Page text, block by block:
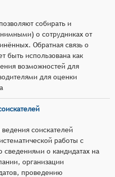
собирать и
о сотрудниках от
Обратная связь о
быть использована как
возможностей для
для оценки
соискателей
работы с
сведениями о кандидатах на
организации
проведению